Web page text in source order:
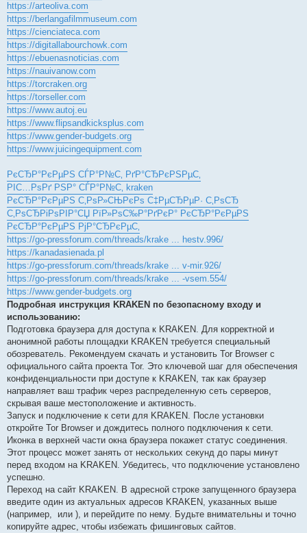
https://arteoliva.com
https://berlangafilmmuseum.com
https://cienciateca.com
https://digitallabourchowk.com
https://ebuenasnoticias.com
https://nauivanow.com
https://torcraken.org
https://torseller.com
https://www.autoj.eu
https://www.flipsandkicksplus.com
https://www.gender-budgets.org
https://www.juicingequipment.com
РєСЂР°РєРµРЅ СЃР°Р№С‚ РґР°СЂРєРЅРµС‚
РІС…РѕРґ РЅР° СЃР°Р№С‚ kraken
РєСЂР°РєРµРЅ С‚РѕР»СЊРєРѕ С‡РµСЂРµР· С‚РѕСЂ
С‚РѕСЂРіРѕРІР°СЏ РїР»РѕС‰Р°РґРєР° РєСЂР°РєРµРЅ
РєСЂР°РєРµРЅ РјР°СЂРєРµС‚
https://go-pressforum.com/threads/krake ... hestv.996/
https://kanadasienada.pl
https://go-pressforum.com/threads/krake ... v-mir.926/
https://go-pressforum.com/threads/krake ... -vsem.554/
https://www.gender-budgets.org
Подробная инструкция KRAKEN по безопасному входу и
использованию:
Подготовка браузера для доступа к KRAKEN. Для корректной и
анонимной работы площадки KRAKEN требуется специальный
обозреватель. Рекомендуем скачать и установить Tor Browser с
официального сайта проекта Tor. Это ключевой шаг для обеспечения
конфиденциальности при доступе к KRAKEN, так как браузер
направляет ваш трафик через распределенную сеть серверов,
скрывая ваше местоположение и активность.
Запуск и подключение к сети для KRAKEN. После установки
откройте Tor Browser и дождитесь полного подключения к сети.
Иконка в верхней части окна браузера покажет статус соединения.
Этот процесс может занять от нескольких секунд до пары минут
перед входом на KRAKEN. Убедитесь, что подключение установлено
успешно.
Переход на сайт KRAKEN. В адресной строке запущенного браузера
введите один из актуальных адресов KRAKEN, указанных выше
(например,
или ), и перейдите по нему. Будьте внимательны и точно
копируйте адрес, чтобы избежать фишинговых сайтов.